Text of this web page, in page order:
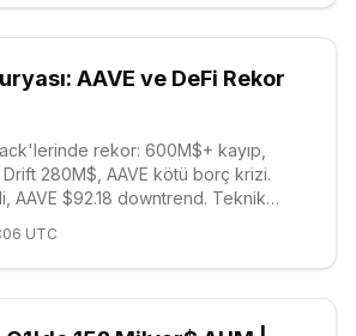
AAVE ve DeFi Rekor
rekor: 600M$+ kayıp,
280M$, AAVE kötü borç krizi.
AAVE $92.18 downtrend. Teknik
UTC